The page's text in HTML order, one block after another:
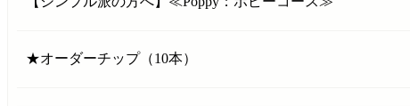
★オーダーチップ（10本）